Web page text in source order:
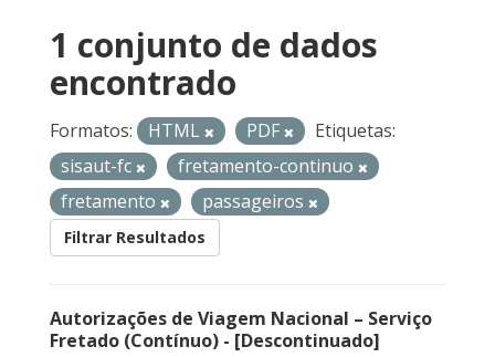
1 conjunto de dados
encontrado
Formatos: HTML PDF
Etiquetas:
sisaut-fc
fretamento-continuo
fretamento
passageiros
Filtrar Resultados
Autorizações de Viagem Nacional – Serviço
Fretado (Contínuo) - [Descontinuado]